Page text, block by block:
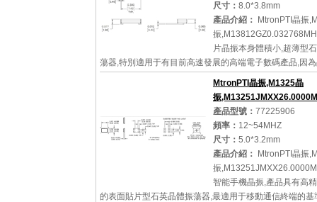
詳細參數 查看大圖
尺寸： 8.0*3.8mm
產品介紹：
MtronPTI晶振
振
片晶振本身體積小,超薄型
蕩器,特別適用于有目前高速發展的高端電子數碼產品,因
小型化需求的市場領域,小型,薄型是對應陶瓷振蕩器(偏差
MtronPTI晶振,M1325晶
振
產品型號： 77225906
頻率： 12~54MHZ
尺寸： 5.0*3.2mm
產品介紹：
MtronPTI晶振
振
智能手機晶振,產品具有高
的表面貼片型石英晶體振蕩器,最適用于移動通信終端的基